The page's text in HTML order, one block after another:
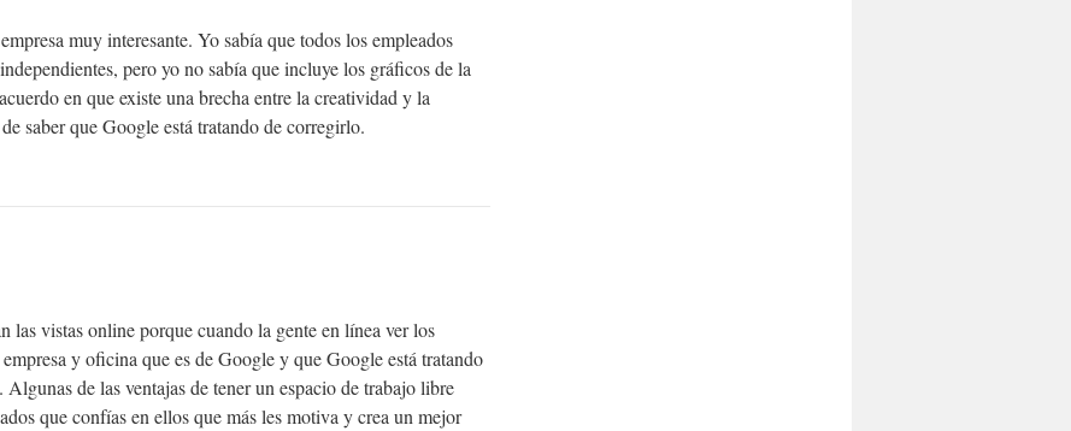
muy interesante. Yo sabía que todos los empleados
pero yo no sabía que incluye los gráficos de la
en que existe una brecha entre la creatividad y la
saber que Google está tratando de corregirlo.
las vistas online porque cuando la gente en línea ver los
y oficina que es de Google y que Google está tratando
Algunas de las ventajas de tener un espacio de trabajo libre
que confías en ellos que más les motiva y crea un mejor